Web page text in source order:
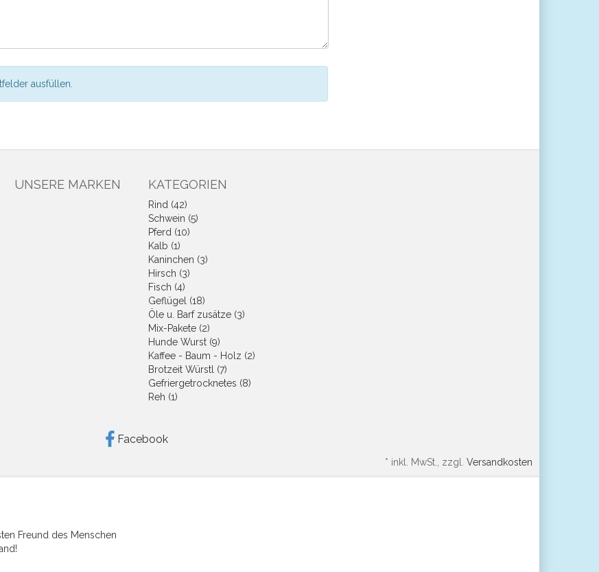
ausfüllen.
UNSERE MARKEN KATEGORIEN
Rind (42)
Schwein (5)
Pferd (10)
Kalb (1)
Kaninchen (3)
Hirsch (3)
Fisch (4)
Geflügel (18)
Öle u. Barf zusätze (3)
Mix-Pakete (2)
Hunde Wurst (9)
Kaffee - Baum - Holz (2)
Brotzeit Würstl (7)
Gefriergetrocknetes (8)
Reh (1)
Facebook
* inkl. MwSt., zzgl. Versandkosten
Freund des Menschen